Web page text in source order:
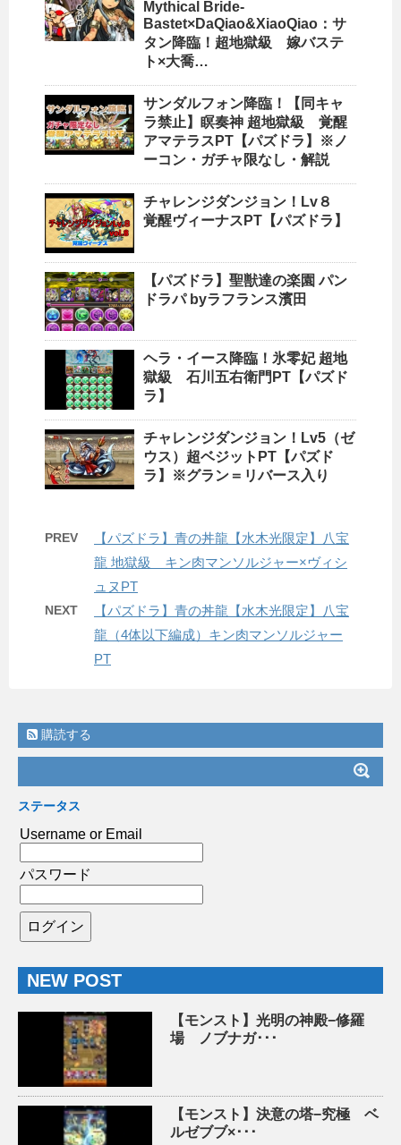
Mythical Bride-
Bastet×DaQiao&XiaoQiao：サ
タン降臨！超地獄級 嫁バステ
ト×大喬…
サンダルフォン降臨！【同キャ
ラ禁止】瞑奏神 超地獄級 覚醒
アマテラスPT【パズドラ】※ノ
ーコン・ガチャ限なし・解説
チャレンジダンジョン！Lv８
覚醒ヴィーナスPT【パズドラ】
【パズドラ】聖獣達の楽園 パン
ドラパ byラフランス濱田
ヘラ・イース降臨！氷零妃 超地
獄級 石川五右衛門PT【パズド
ラ】
チャレンジダンジョン！Lv5（ゼ
ウス）超ベジットPT【パズド
ラ】※グラン＝リバース入り
PREV
【パズドラ】青の丼龍【水木光限定】八宝
龍 地獄級 キン肉マンソルジャー×ヴィシ
ュヌPT
NEXT
【パズドラ】青の丼龍【水木光限定】八宝
龍（4体以下編成）キン肉マンソルジャー
PT
購読する
ステータス
Username or Email
パスワード
NEW POST
【モンスト】光明の神殿−修羅
場 ノブナガ･･･
【モンスト】決意の塔−究極 ベ
ルゼブブ×･･･